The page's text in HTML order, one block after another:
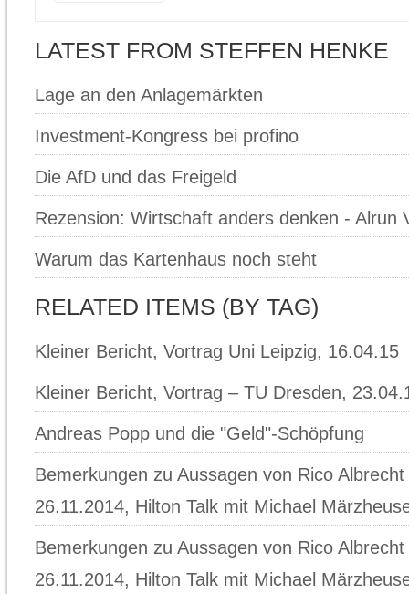
LATEST FROM STEFFEN HENKE
Lage an den Anlagemärkten
Investment-Kongress bei profino
Die AfD und das Freigeld
Rezension: Wirtschaft anders denken - Alrun
Warum das Kartenhaus noch steht
RELATED ITEMS (BY TAG)
Kleiner Bericht, Vortrag Uni Leipzig, 16.04.15
Kleiner Bericht, Vortrag – TU Dresden,
Andreas Popp und die "Geld"-Schöpfung
Bemerkungen zu Aussagen von Rico
26.11.2014, Hilton Talk mit Michael
Bemerkungen zu Aussagen von Rico
26.11.2014, Hilton Talk mit Michael